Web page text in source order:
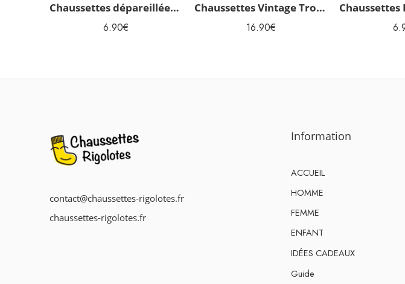
Chaussettes dépareillées Chats
6.90€
Chaussettes Vintage Tropique
16.90€
contact@chaussettes-rigolotes.fr
chaussettes-rigolotes.fr
Information
ACCUEIL
HOMME
FEMME
ENFANT
IDÉES CADEAUX
Guide